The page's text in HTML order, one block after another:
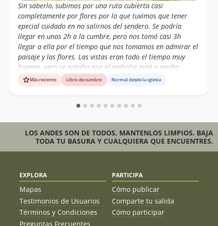
Sin saberlo, subimos por una ruta cubierta casi
completamente por flores por lo que tuvimos que tener
epecial cuidado en no salirnos del sendero. Se podría
llegar en unas 2h a la cumbre, pero nos tomó casi 3h
llegar a ella por el tiempo que nos tomamos en admirar el
paisaje y las flores. Las vistas eran todo el tiempo muy
buenas, pero se notaba que el embalse está a media
capacidad. Cerro muy recomendable para hacer por el día
si es que se anda por la zona.
Más reciente Libro de cumbre Normal desde la iglesia
LOS ANDES SON DE TODOS, MANTENLOS LIMPIOS. BAJA
TODA TU BASURA Y CUALQUIERA QUE ENCUENTRES.
EXPLORA
Mapas
Testimonios de Usuarios
Términos y Condiciones
Preguntas Frecuentes
PARTICIPA
Cómo publicar
Comparte tu salida
Cómo participar